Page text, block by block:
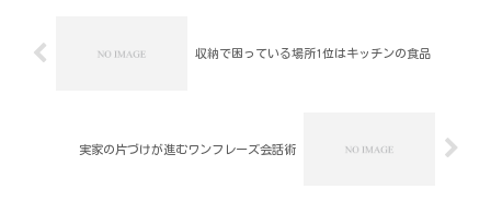
収納で困っている場所1位はキッチンの食品
実家の片づけが進むワンフレーズ会話術